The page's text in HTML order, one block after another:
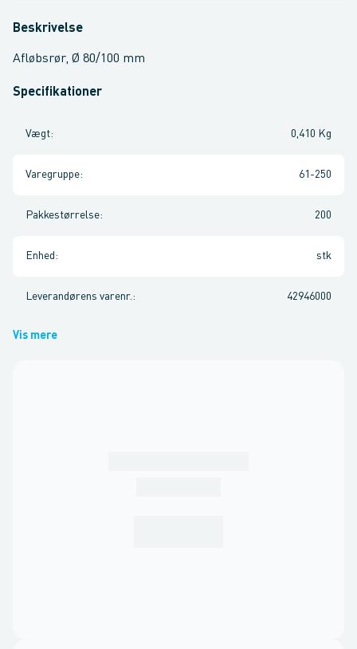
Beskrivelse
Afløbsrør, Ø 80/100 mm
Specifikationer
Vægt: 0,410 Kg
Varegruppe: 61-250
Pakkestørrelse: 200
Enhed : stk
Leverandørens varenr. : 42946000
Vis mere